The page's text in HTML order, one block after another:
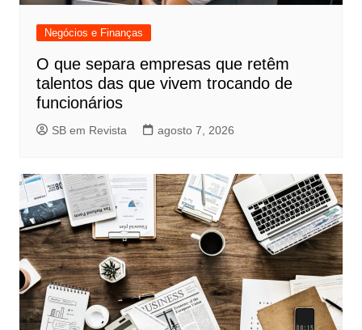
Negócios e Finanças
O que separa empresas que retêm
talentos das que vivem trocando de
funcionários
SB em Revista agosto 7, 2026